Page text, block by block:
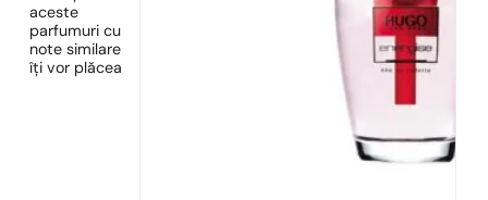
aceste
parfumuri cu
note similare
îți vor plăcea